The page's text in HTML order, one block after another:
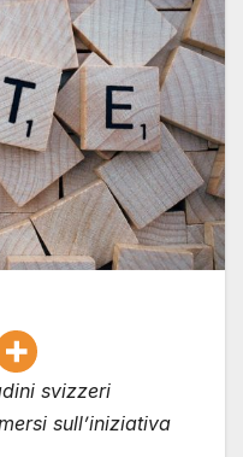
svizzeri
sull’iniziativa